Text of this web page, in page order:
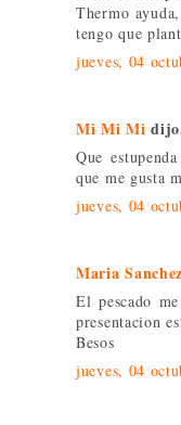
Thermo
tengo que
jueves, 04
Mi Mi Mi
Que
que me gusta
jueves, 04
Maria Sanchez
El pescado
presentacion
Besos
jueves, 04